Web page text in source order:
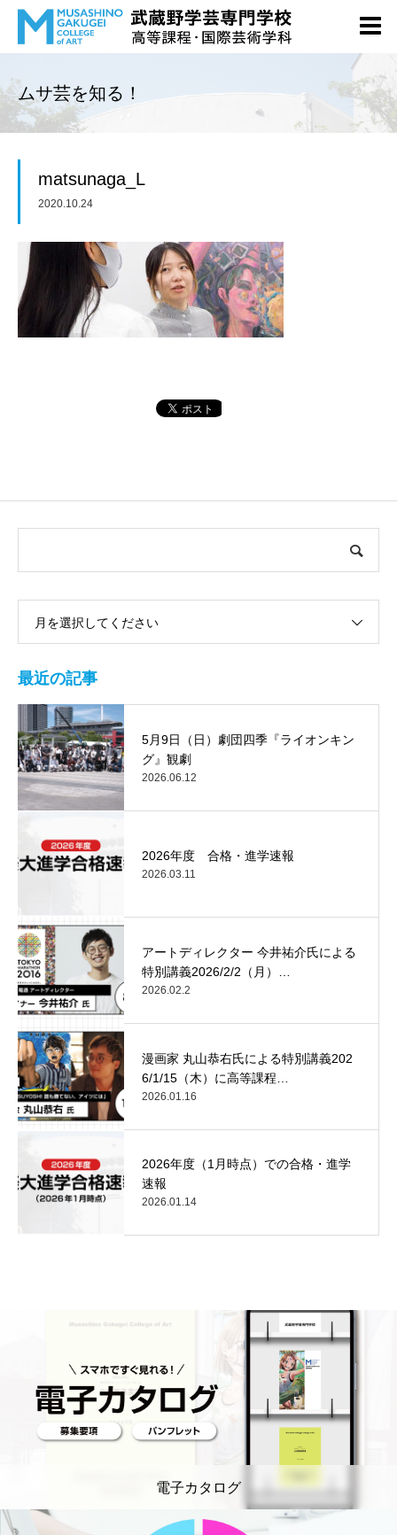
ムサ芸を知る！
matsunaga_L
2020.10.24
月を選択してください
最近の記事
5月9日（日）劇団四季『ライオンキン
グ』観劇
2026.06.12
2026年度 合格・進学速報
2026.03.11
アートディレクター 今井祐介氏による
特別講義2026/2/2（月）…
2026.02.2
漫画家 丸山恭右氏による特別講義202
6/1/15（木）に高等課程…
2026.01.16
2026年度（1月時点）での合格・進学
速報
2026.01.14
電子カタログ